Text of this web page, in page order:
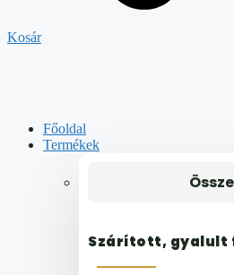
Kosár
Főoldal
Termékek
Szárított, gyalult